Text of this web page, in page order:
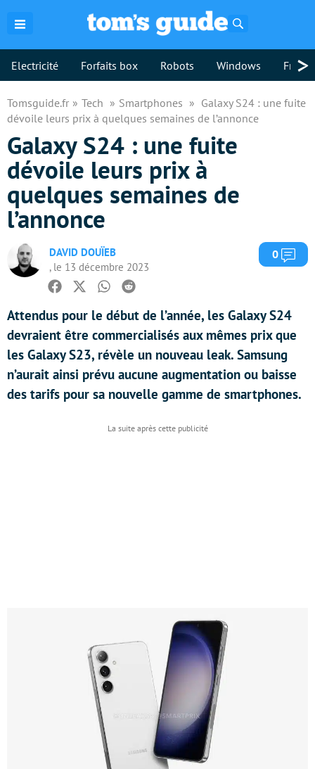
Electricité Forfaits box Robots Windows >
Tomsguide.fr Tech Smartphones
Galaxy S24 : une fuite
dévoile leurs prix à quelques semaines de l’annonce
Galaxy S24 : une fuite
dévoile leurs prix à
quelques semaines de
l’annonce
DAVID DOUÏEB
, le 13 décembre 2023
0
Facebook
TwitterWhatsapp
Reddit
Attendus pour le début de l’année, les Galaxy S24
devraient être commercialisés aux mêmes prix que
les Galaxy S23, révèle un nouveau leak. Samsung
n’aurait ainsi prévu aucune augmentation ou baisse
des tarifs pour sa nouvelle gamme de smartphones.